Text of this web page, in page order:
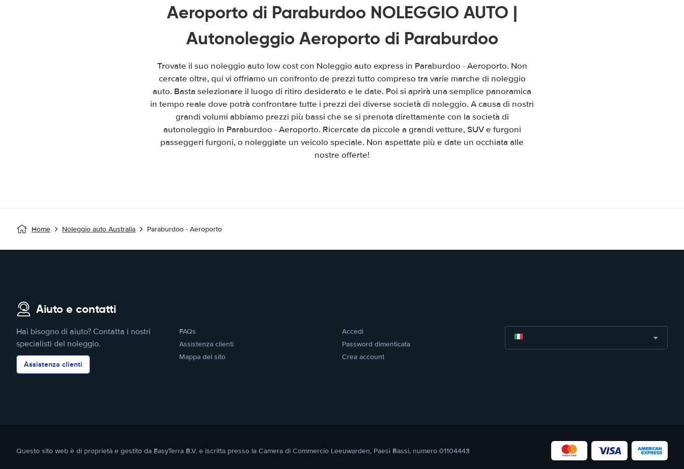
Aeroporto di Paraburdoo NOLEGGIO AUTO |
Autonoleggio Aeroporto di Paraburdoo
Trovate il suo noleggio auto low cost con Noleggio auto express in Paraburdoo - Aeroporto. Non
cercate oltre, qui vi offriamo un confronto de prezzi tutto compreso tra varie marche di noleggio
auto. Basta selezionare il luogo di ritiro desiderato e le date. Poi si aprirà una semplice panoramica
in tempo reale dove potrà confrontare tutte i prezzi dei diverse società di noleggio. A causa di nostri
grandi volumi abbiamo prezzi più bassi che se si prenota direttamente con la società di
autonoleggio in Paraburdoo - Aeroporto. Ricercate da piccole a grandi vetture, SUV e furgoni
passeggeri furgoni, o noleggiate un veicolo speciale. Non aspettate più e date un occhiata alle
nostre offerte!
Home Noleggio auto Australia Paraburdoo - Aeroporto
Aiuto e contatti
Hai bisogno di aiuto? Contatta i nostri
specialisti del noleggio.
Assistenza clienti
FAQs
Assistenza clienti
Mappa del sito
Accedi
Password dimenticata
Crea account
Questo sito web è di proprietà e gestito da EasyTerra B.V. e iscritta presso la Camera di Commercio Leeuwarden, Paesi Bassi, numero 01104443